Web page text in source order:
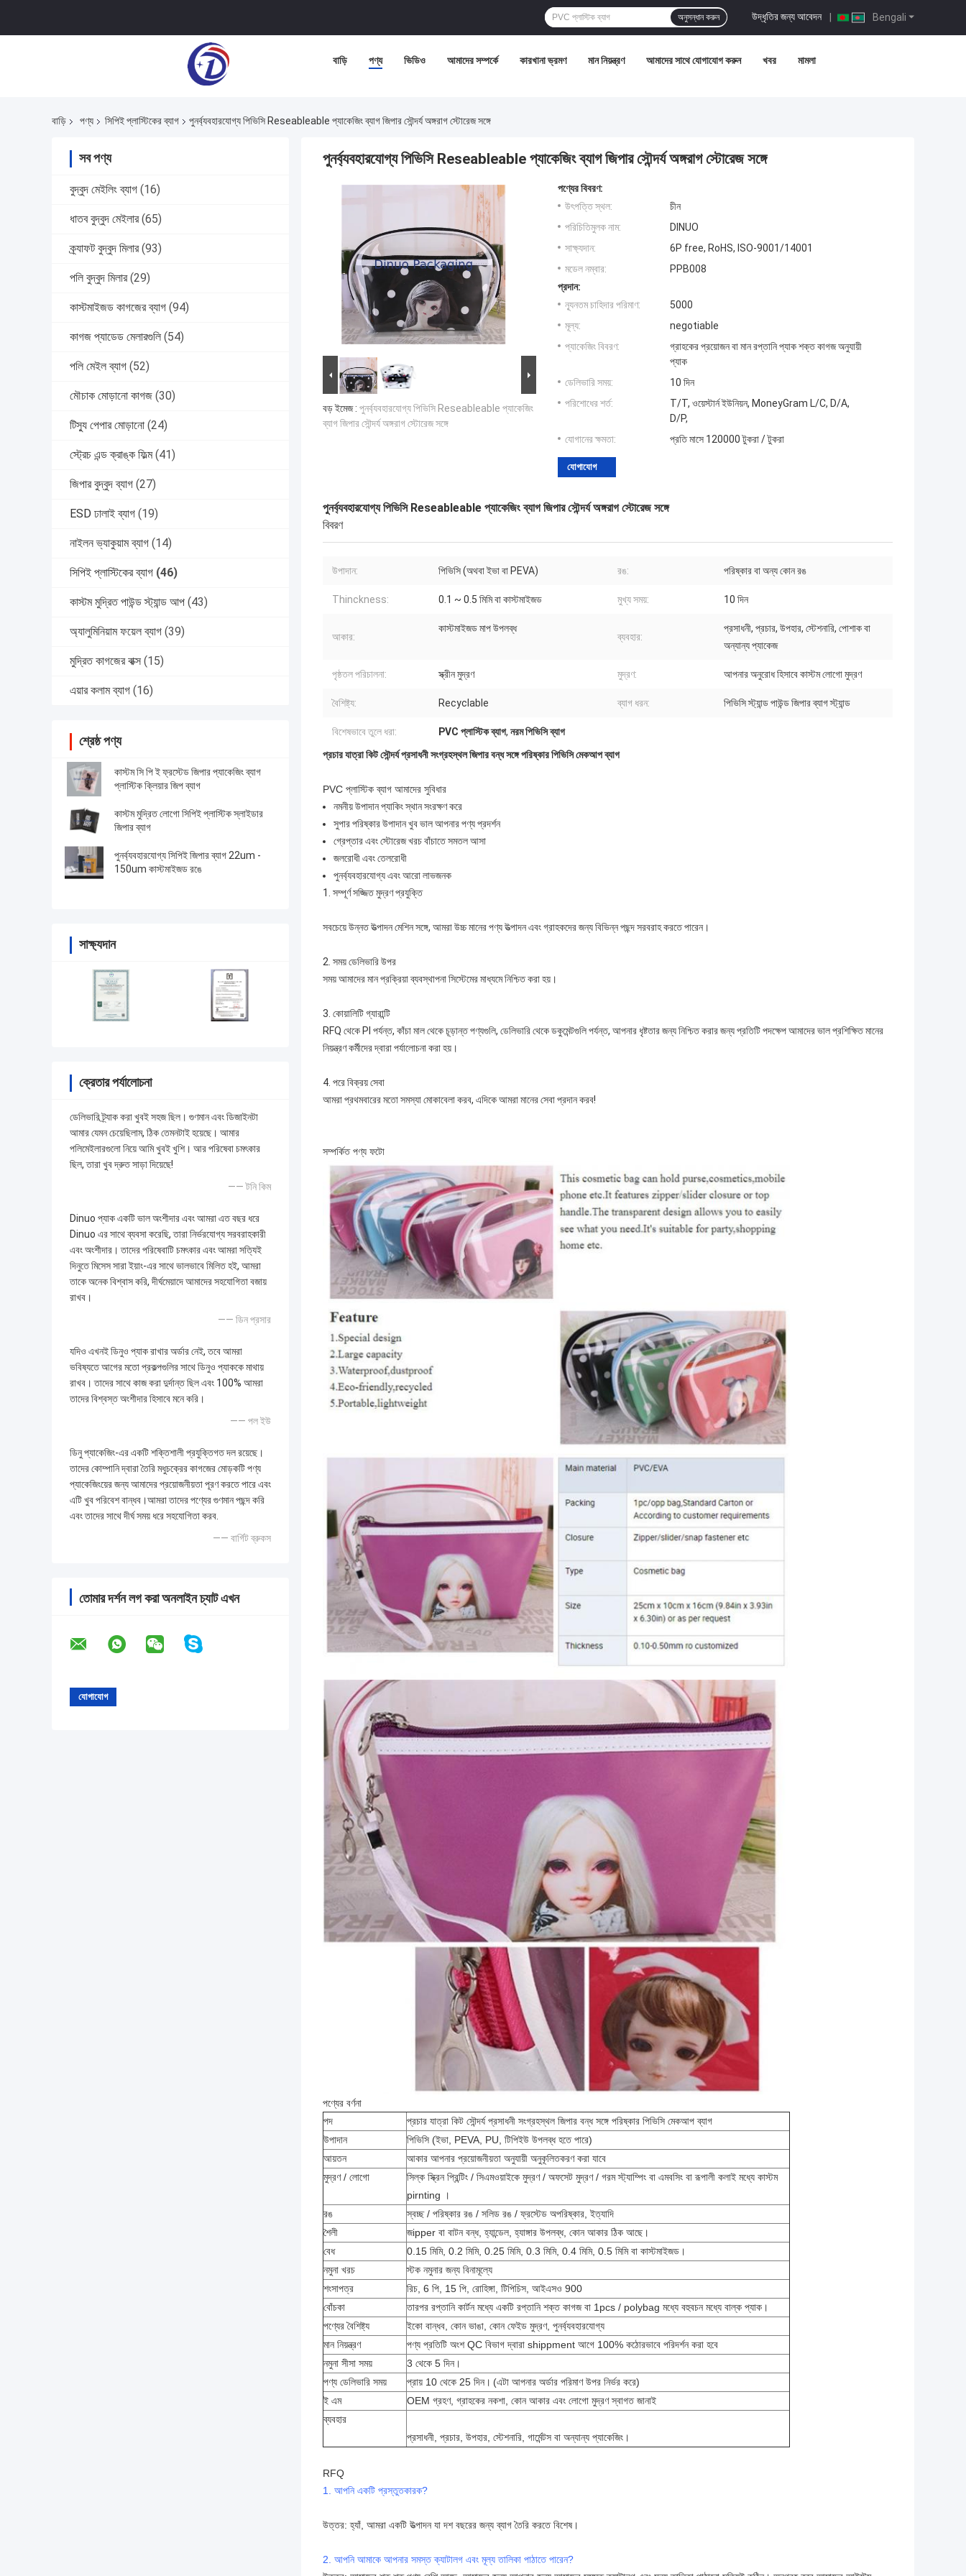
Bengali
উদ্ধৃতির জন্য আবেদন |
অনুসন্ধান করুন
বাড়ি পণ্য ভিডিও আমাদের সম্পর্কে কারখানা ভ্রমণ মান নিয়ন্ত্রণ আমাদের সাথে যোগাযোগ করুন খবর মামলা
বাড়ি পণ্য সিপিই প্লাস্টিকের ব্যাগ পুনর্ব্যবহারযোগ্য পিভিসি Reseableable প্যাকেজিং ব্যাগ জিপার সৌন্দর্য অঙ্গরাগ স্টোরেজ সঙ্গে
সব পণ্য
বুদ্বুদ মেইলিং ব্যাগ (16)
ধাতব বুদ্বুদ মেইলার (65)
ক্র্যাফট বুদ্বুদ মিলার (93)
পলি বুদ্বুদ মিলার (29)
কাস্টমাইজড কাগজের ব্যাগ (94)
কাগজ প্যাডেড মেলারগুলি (54)
পলি মেইল ​​ব্যাগ (52)
মৌচাক মোড়ানো কাগজ (30)
টিস্যু পেপার মোড়ানো (24)
স্ট্রেচ এন্ড ক্রাঙ্ক ফিল্ম (41)
জিপার বুদ্বুদ ব্যাগ (27)
ESD ঢালাই ব্যাগ (19)
নাইলন ভ্যাকুয়াম ব্যাগ (14)
সিপিই প্লাস্টিকের ব্যাগ (46)
কাস্টম মুদ্রিত পাউন্ড স্ট্যান্ড আপ (43)
অ্যালুমিনিয়াম ফয়েল ব্যাগ (39)
মুদ্রিত কাগজের বাক্স (15)
এয়ার কলাম ব্যাগ (16)
শ্রেষ্ঠ পণ্য
কাস্টম সি পি ই ফ্রস্টেড জিপার প্যাকেজিং ব্যাগ
প্লাস্টিক ক্লিয়ার জিপ ব্যাগ
কাস্টম মুদ্রিত লোগো সিপিই প্লাস্টিক স্লাইডার
জিপার ব্যাগ
পুনর্ব্যবহারযোগ্য সিপিই জিপার ব্যাগ 22um -
150um কাস্টমাইজড রঙে
সাক্ষ্যদান
ক্রেতার পর্যালোচনা
ডেলিভারি ট্র্যাক করা খুবই সহজ ছিল। গুণমান এবং ডিজাইনটা
আমার যেমন চেয়েছিলাম, ঠিক তেমনটাই হয়েছে। আমার
পলিমেইলারগুলো নিয়ে আমি খুবই খুশি। আর পরিষেবা চমৎকার
ছিল, তারা খুব দ্রুত সাড়া দিয়েছে!
—— টনি কিম
Dinuo প্যাক একটি ভাল অংশীদার এবং আমরা এত বছর ধরে
Dinuo এর সাথে ব্যবসা করেছি, তারা নির্ভরযোগ্য সরবরাহকারী
এবং অংশীদার। তাদের পরিষেবাটি চমৎকার এবং আমরা সত্যিই
দিনুতে মিসেস সারা ইয়াং-এর সাথে ভালভাবে মিলিত হই, আমরা
তাকে অনেক বিশ্বাস করি, দীর্ঘমেয়াদে আমাদের সহযোগিতা বজায়
রাখব।
—— ডিন প্রসার
যদিও এখনই ডিনুও প্যাক রাখার অর্ডার নেই, তবে আমরা
ভবিষ্যতে আগের মতো প্রকল্পগুলির সাথে ডিনুও প্যাককে মাথায়
রাখব। তাদের সাথে কাজ করা দুর্দান্ত ছিল এবং 100% আমরা
তাদের বিশ্বস্ত অংশীদার হিসাবে মনে করি।
—— পল ইউ
ডিনু প্যাকেজিং-এর একটি শক্তিশালী প্রযুক্তিগত দল রয়েছে।
তাদের কোম্পানি দ্বারা তৈরি মধুচক্রের কাগজের মোড়কটি পণ্য
প্যাকেজিংয়ের জন্য আমাদের প্রয়োজনীয়তা পূরণ করতে পারে এবং
এটি খুব পরিবেশ বান্ধব।আমরা তাদের পণ্যের গুণমান পছন্দ করি
এবং তাদের সাথে দীর্ঘ সময় ধরে সহযোগিতা করব.
—— বার্গিট ব্রুকস
তোমার দর্শন লগ করা অনলাইন চ্যাট এখন
পুনর্ব্যবহারযোগ্য পিভিসি Reseableable প্যাকেজিং ব্যাগ জিপার সৌন্দর্য অঙ্গরাগ স্টোরেজ সঙ্গে
বড় ইমেজ : পুনর্ব্যবহারযোগ্য পিভিসি Reseableable প্যাকেজিং
ব্যাগ জিপার সৌন্দর্য অঙ্গরাগ স্টোরেজ সঙ্গে
পণ্যের বিবরণ:
উৎপত্তি স্থল:
চীন
পরিচিতিমুলক নাম:
DINUO
সাক্ষ্যদান:
6P free, RoHS, ISO-9001/14001
মডেল নম্বার:
PPB008
প্রদান:
ন্যূনতম চাহিদার পরিমাণ:
5000
মূল্য:
negotiable
প্যাকেজিং বিবরণ:
গ্রাহকের প্রয়োজন বা মান রপ্তানি প্যাক শক্ত কাগজ অনুযায়ী
প্যাক
ডেলিভারি সময়:
10 দিন
পরিশোধের শর্ত:
T/T, ওয়েস্টার্ন ইউনিয়ন, MoneyGram L/C, D/A,
D/P,
যোগানের ক্ষমতা:
প্রতি মাসে 120000 টুকরা / টুকরা
যোগাযোগ
পুনর্ব্যবহারযোগ্য পিভিসি Reseableable প্যাকেজিং ব্যাগ জিপার সৌন্দর্য অঙ্গরাগ স্টোরেজ সঙ্গে
বিবরণ
উপাদান: পিভিসি (অথবা ইভা বা PEVA) রঙ: পরিষ্কার বা অন্য কোন রঙ
Thinckness: 0.1 ~ 0.5 মিমি বা কাস্টমাইজড মুখ্য সময়: 10 দিন
আকার:
কাস্টমাইজড মাপ উপলব্ধ
ব্যবহার:
প্রসাধনী, প্রচার, উপহার, স্টেশনারি, পোশাক বা
অন্যান্য প্যাকেজ
পৃষ্ঠতল পরিচালনা: স্ক্রীন মুদ্রণ মুদ্রণ: আপনার অনুরোধ হিসাবে কাস্টম লোগো মুদ্রণ
বৈশিষ্ট্য: Recyclable ব্যাগ ধরন: পিভিসি স্ট্যান্ড পাউন্ড জিপার ব্যাগ স্ট্যান্ড
বিশেষভাবে তুলে ধরা: PVC প্লাস্টিক ব্যাগ, নরম পিভিসি ব্যাগ
প্রচার যাত্রা কিট সৌন্দর্য প্রসাধনী সংগ্রহস্থল জিপার বন্ধ সঙ্গে পরিষ্কার পিভিসি মেকআপ ব্যাগ
PVC প্লাস্টিক ব্যাগ আমাদের সুবিধার
নমনীয় উপাদান প্যাকিং স্থান সংরক্ষণ করে
সুপার পরিষ্কার উপাদান খুব ভাল আপনার পণ্য প্রদর্শন
গ্রেপ্তার এবং স্টোরেজ খরচ বাঁচাতে সমতল আসা
জলরোধী এবং তেলরোধী
পুনর্ব্যবহারযোগ্য এবং আরো লাভজনক
1. সম্পূর্ণ সজ্জিত মুদ্রণ প্রযুক্তি
সবচেয়ে উন্নত উত্পাদন মেশিন সঙ্গে, আমরা উচ্চ মানের পণ্য উত্পাদন এবং গ্রাহকদের জন্য বিভিন্ন পছন্দ সরবরাহ করতে পারেন।
2. সময় ডেলিভারি উপর
সময় আমাদের মান প্রক্রিয়া ব্যবস্থাপনা সিস্টেমের মাধ্যমে নিশ্চিত করা হয়।
3. কোয়ালিটি গ্যারান্টি
RFQ থেকে PI পর্যন্ত, কাঁচা মাল থেকে চূড়ান্ত পণ্যগুলি, ডেলিভারি থেকে ডকুমেন্টগুলি পর্যন্ত, আপনার ধৃষ্টতার জন্য নিশ্চিত করার জন্য প্রতিটি পদক্ষেপ আমাদের ভাল প্রশিক্ষিত মানের
নিয়ন্ত্রণ কর্মীদের দ্বারা পর্যালোচনা করা হয়।
4. পরে বিক্রয় সেবা
আমরা প্রথমবারের মতো সমস্যা মোকাবেলা করব, এদিকে আমরা মানের সেবা প্রদান করব!
সম্পর্কিত পণ্য ফটো
পণ্যের বর্ণনা
পদ
প্রচার যাত্রা কিট সৌন্দর্য প্রসাধনী সংগ্রহস্থল জিপার বন্ধ সঙ্গে পরিষ্কার পিভিসি মেকআপব্যাগ
উপাদান
পিভিসি (ইভা, PEVA, PU, ​​টিপিইউ উপলব্ধ হতে পারে)
আয়তন
আকার আপনার প্রয়োজনীয়তা অনুযায়ী অনুকূলিতকরণ করা যাবে
মুদ্রণ / লোগো
সিল্ক স্ক্রিন প্রিন্টিং / সিএমওয়াইকে মুদ্রণ / অফসেট মুদ্রণ / গরম স্ট্যাম্পিং বা এমবসিং বা রূপালী কলাই মধ্যে কাস্টম
pirnting ।
রঙ
স্বচ্ছ / পরিষ্কার রঙ / সলিড রঙ / ফ্রস্টেড অপরিষ্কার, ইত্যাদি
শৈলী
জipper বা বাটন বন্ধ, হ্যান্ডেল, হ্যাঙ্গার উপলব্ধ, কোন আকার ঠিক আছে।
বেধ
0.15 মিমি, 0.2 মিমি, 0.25 মিমি, 0.3 মিমি, 0.4 মিমি, 0.5 মিমি বা কাস্টমাইজড।
নমুনা খরচ
স্টক নমুনার জন্য বিনামূল্যে
শংসাপত্র
রিচ, 6 পি, 15 পি, রোহিঙ্গা, টিপিচিস, আইএসও 900
বোঁচকা
তারপর রপ্তানি কার্টন মধ্যে একটি রপ্তানি শক্ত কাগজ বা 1pcs / polybag মধ্যে বহুবচন মধ্যে বাল্ক প্যাক।
পণ্যের বৈশিষ্ট্য
ইকো বান্ধব, কোন ভাঙা, কোন ফেইড মুদ্রণ, পুনর্ব্যবহারযোগ্য
মান নিয়ন্ত্রণ
পণ্য প্রতিটি অংশQC বিভাগ দ্বারা shippment আগে 100% কঠোরভাবে পরিদর্শন করা হবে
নমুনা সীসা সময়
3 থেকে 5 দিন।
পণ্য ডেলিভারি সময়
প্রায় 10 থেকে 25 দিন। (এটা আপনার অর্ডার পরিমাণ উপর নির্ভর করে)
ই এম
OEM গ্রহণ, গ্রাহকের নকশা, কোন আকার এবং লোগো মুদ্রণ স্বাগত জানাই
ব্যবহার
প্রসাধনী, প্রচার, উপহার, স্টেশনারি, গার্মেন্টস বা অন্যান্য প্যাকেজিং।
RFQ
1. আপনি একটি প্রস্তুতকারক?
উত্তর: হ্যাঁ, আমরা একটি উত্পাদন যা দশ বছরের জন্য ব্যাগ তৈরি করতে বিশেষ।
2. আপনি আমাকে আপনার সমস্ত ক্যাটালগ এবং মূল্য তালিকা পাঠাতে পারেন?